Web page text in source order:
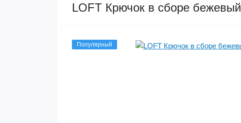
LOFT Крючок в сборе бежевый
Популярный